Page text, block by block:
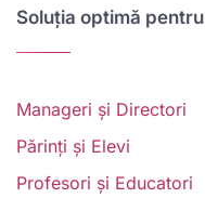
Soluția optimă pentru
Manageri și Directori
Părinți și Elevi
Profesori și Educatori